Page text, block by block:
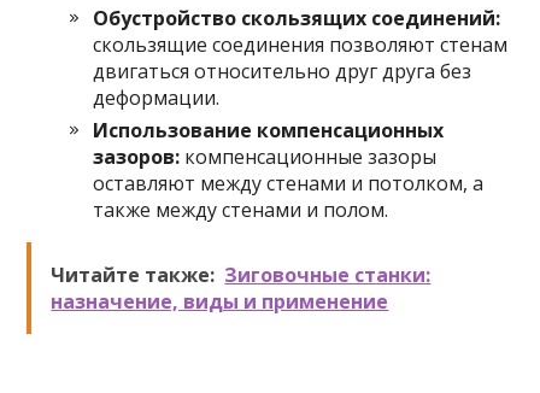
Обустройство скользящих соединений:
скользящие соединения позволяют стенам
двигаться относительно друг друга без
деформации.
Использование компенсационных
зазоров: компенсационные зазоры
оставляют между стенами и потолком, а
также между стенами и полом.
Читайте также: Зиговочные станки:
назначение, виды и применение